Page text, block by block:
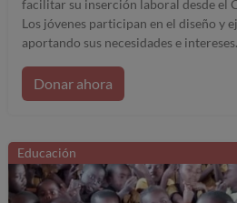
facilitar su inserción laboral desde el
Los jóvenes participan en el diseño y
aportando sus necesidades e intereses.
Donar ahora
Educación